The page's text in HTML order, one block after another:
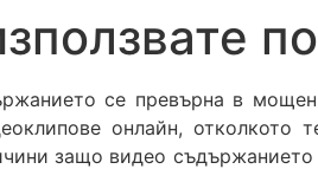
се превърна в
онлайн,
защо видео съдържанието